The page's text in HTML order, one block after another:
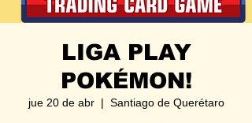
LIGA PLAY
POKÉMON!
jue 20 de abr
  |
Santiago de Querétaro